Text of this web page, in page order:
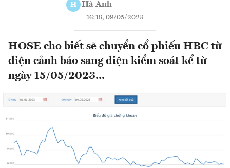
H Hà Anh
16:18, 09/05/2023
HOSE cho biết sẽ chuyển cổ phiếu HBC từ
diện cảnh báo sang diện kiểm soát kể từ
ngày 15/05/2023...